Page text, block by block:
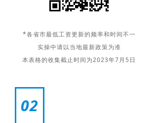
*各省市最低工资更新的频率和时间不一
实操中请以当地最新政策为准
本表格的收集截止时间为2023年7月5日
02